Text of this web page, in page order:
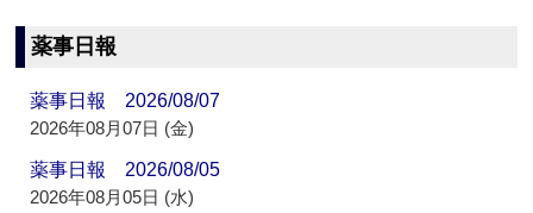
薬事日報
薬事日報 2026/08/07
2026年08月07日 (金)
薬事日報 2026/08/05
2026年08月05日 (水)